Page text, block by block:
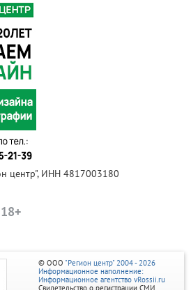
центр", ИНН 4817003180
© ООО "Регион центр" 2004 - 2026
Информационное наполнение:
Информационное агентство vRossii.ru
Свидетельство о регистрации СМИ